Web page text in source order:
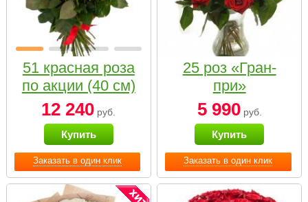
Заказать в один клик
51 красная роза
по акции (40 см)
12 240 руб.
Купить
Заказать в один клик
25 роз «Гран-
при»
5 990руб.
Купить